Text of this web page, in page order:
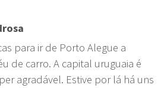
para ir de Porto Alegue a
de carro. A capital uruguaia é
agradável. Estive por lá há uns